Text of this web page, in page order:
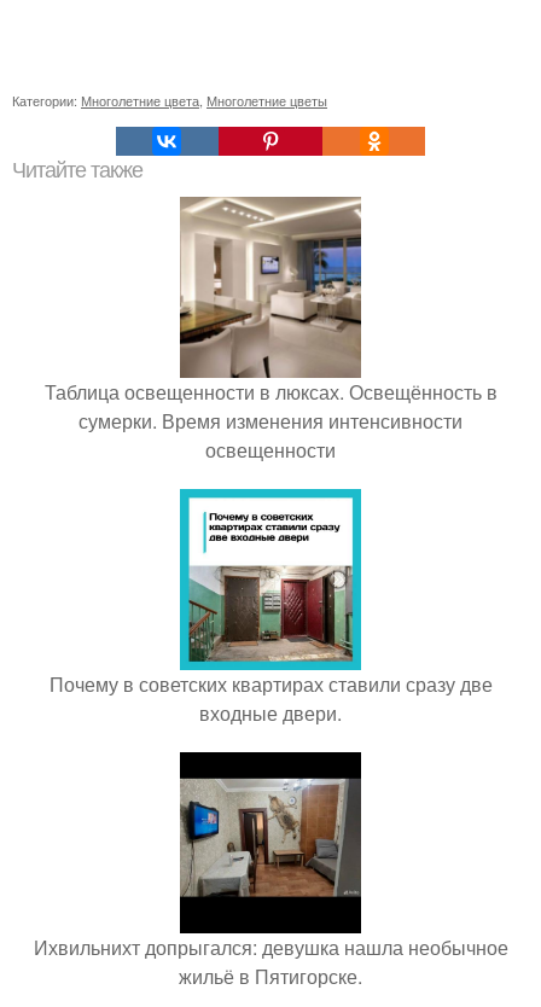
Категории: Многолетние цвета Многолетние цветы
Читайте также
Таблица освещенности в люксах. Освещённость в
сумерки. Время изменения интенсивности
освещенности
Почему в советских квартирах ставили сразу две
входные двери.
Ихвильнихт допрыгался: девушка нашла необычное
жильё в Пятигорске.